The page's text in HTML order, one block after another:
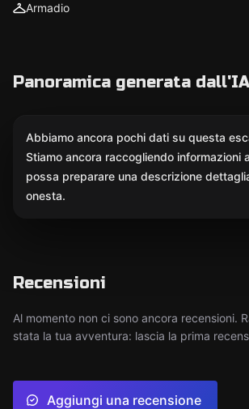
Armadio
Panoramica generata dall'IA
Abbiamo ancora pochi dati su questa
Stiamo ancora raccogliendo informazioni
possa preparare una descrizione
onesta.
Recensioni
Al momento non ci sono ancora recensioni.
stata la tua avventura: lascia la prima
Aggiungi una recensione